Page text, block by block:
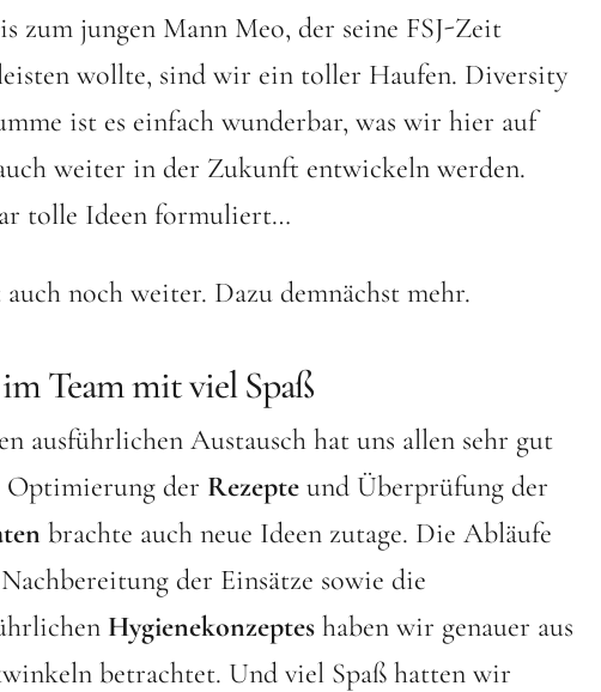
zum jungen Mann Meo, der seine FSJ-Zeit
wollte, sind wir ein toller Haufen. Diversity
ist es einfach wunderbar, was wir hier auf
weiter in der Zukunft entwickeln werden.
tolle Ideen formuliert…
noch weiter. Dazu demnächst mehr.
Team mit viel Spaß
ausführlichen Austausch hat uns allen sehr gut
Optimierung der Rezepte und Überprüfung der
brachte auch neue Ideen zutage. Die Abläufe
der Einsätze sowie die
Hygienekonzepteshaben wir genauer aus
betrachtet. Und viel Spaß hatten wir